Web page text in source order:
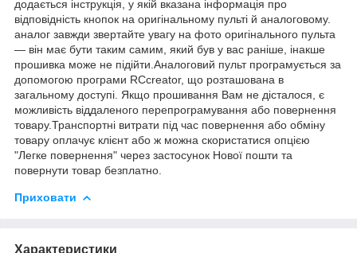
додається інструкція, у якій вказана інформація про
відповідність кнопок на оригінальному пульті й аналоговому.
аналог завжди звертайте увагу на фото оригінального пульта
— він має бути таким самим, який був у вас раніше, інакше
прошивка може не підійти.Аналоговий пульт програмується за
допомогою програми RCcreator, що розташована в
загальному доступі. Якщо прошивання Вам не дісталося, є
можливість віддаленого перепрограмування або повернення
товару.Транспортні витрати під час повернення або обміну
товару оплачує клієнт або ж можна скористатися опцією
"Легке повернення" через застосунок Нової пошти та
повернути товар безплатно.
Приховати
Характеристики